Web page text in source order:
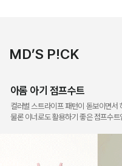
MD’S P!CK
아롬 아기 점프수트
컬러별 스트라이프 패턴이 돋보이면
물론 이너로도 활용하기 좋은 점프수트